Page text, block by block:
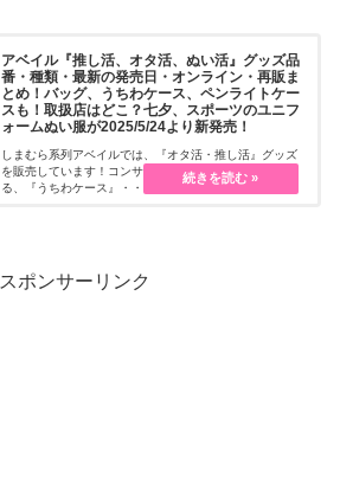
アベイル『推し活、オタ活、ぬい活』グッズ品
番・種類・最新の発売日・オンライン・再販ま
とめ！バッグ、うちわケース、ペンライトケー
スも！取扱店はどこ？七夕、スポーツのユニフ
ォームぬい服が2025/5/24より新発売！
しまむら系列アベイルでは、『オタ活・推し活』グッズ
を販売しています！コンサートなどでも大活躍してくれ
る、『うちわケース』・・・続きを読む
スポンサーリンク